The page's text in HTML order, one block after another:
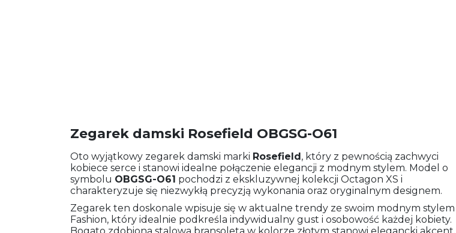
Zegarek damski Rosefield OBGSG-O61
Oto wyjątkowy zegarek damski marki Rosefield, który z pewnością zachwyci
kobiece serce i stanowi idealne połączenie elegancji z modnym stylem. Model o
symbolu OBGSG-O61 pochodzi z ekskluzywnej kolekcji Octagon XS i
charakteryzuje się niezwykłą precyzją wykonania oraz oryginalnym designem.
Zegarek ten doskonale wpisuje się w aktualne trendy ze swoim modnym stylem
Fashion, który idealnie podkreśla indywidualny gust i osobowość każdej kobiety.